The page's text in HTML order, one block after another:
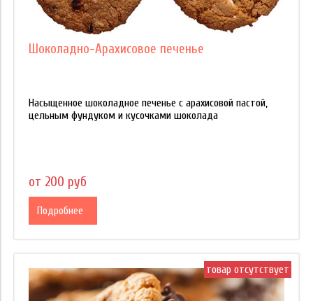
Шоколадно-Арахисовое печенье
Насыщенное шоколадное печенье с арахисовой пастой,
цельным фундуком и кусочками шоколада
от 200 руб
Подробнее
товар отсутствует